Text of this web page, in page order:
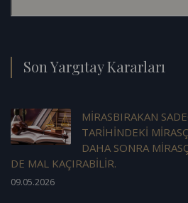
Son Yargıtay Kararları
MİRASBIRAKAN
TARİHİNDEKİ
DAHA SONRA
DE MAL KAÇIRABİLİR.
09.05.2026